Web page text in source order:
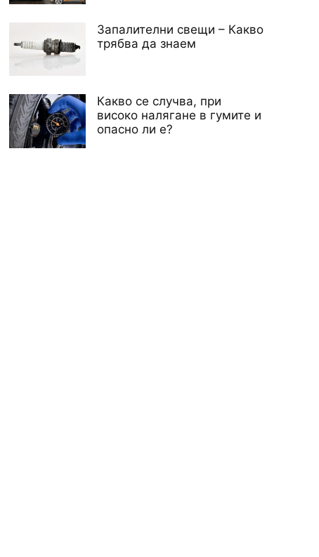
Запалителни свещи – Какво
трябва да знаем
Какво се случва, при
високо налягане в гумите и
опасно ли е?